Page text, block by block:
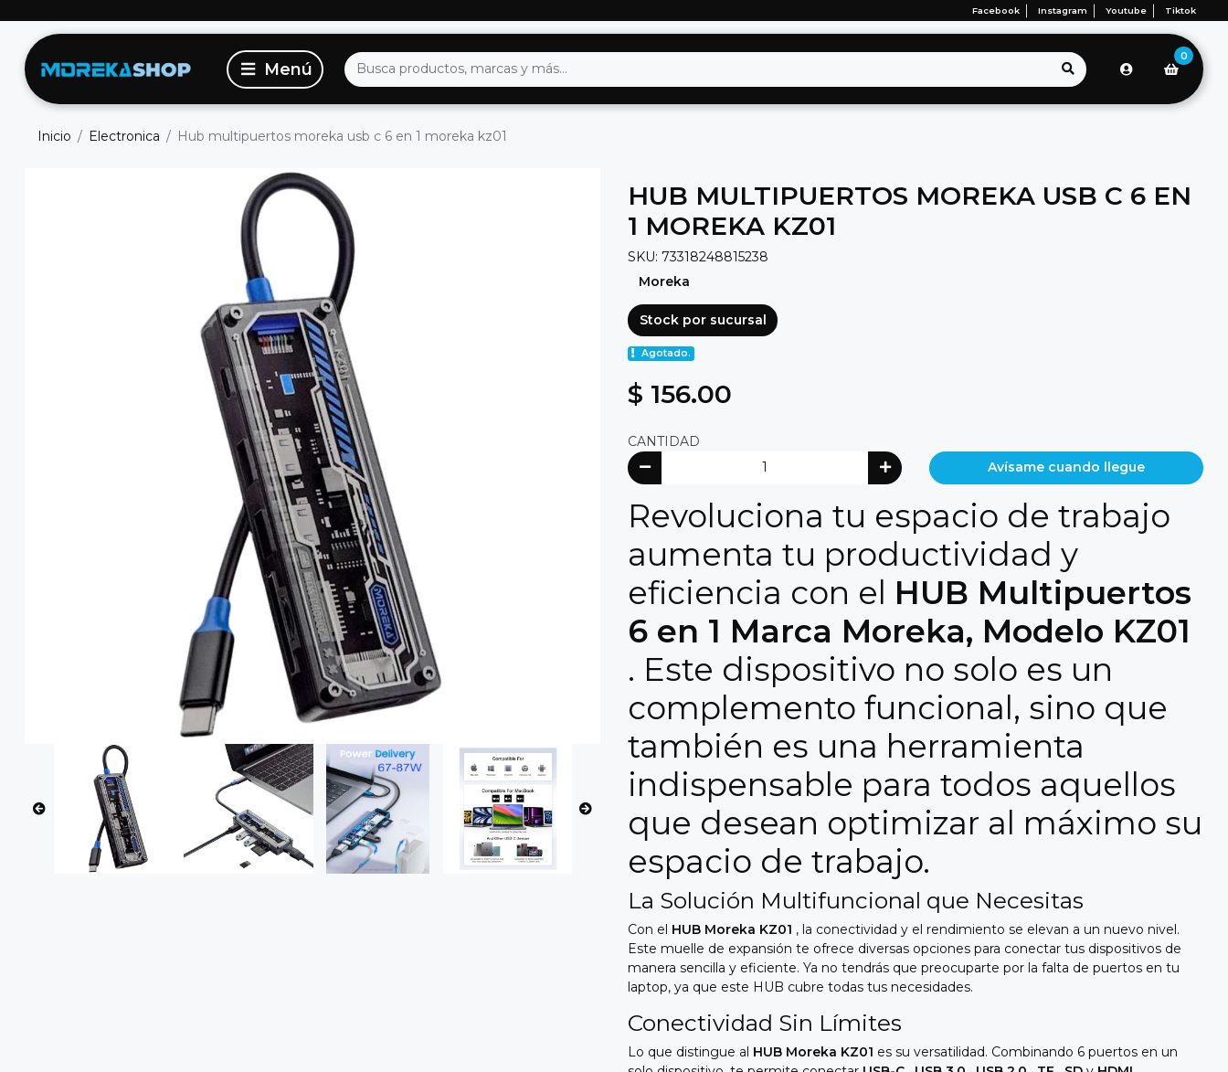
Facebook Instagram Youtube Tiktok
0
Inicio Electronica Hub multipuertos moreka usb c 6 en 1 moreka kz01
HUB MULTIPUERTOS MOREKA USB C 6 EN
1 MOREKA KZ01
SKU: 73318248815238
Moreka
Stock por sucursal
Agotado.
$ 156.00
CANTIDAD
Avísame cuando llegue
Revoluciona tu espacio de trabajo
aumenta tu productividad y
eficiencia con el HUB Multipuertos
6 en 1 Marca Moreka, Modelo KZ01
. Este dispositivo no solo es un
complemento funcional, sino que
también es una herramienta
indispensable para todos aquellos
que desean optimizar al máximo su
espacio de trabajo.
La Solución Multifuncional que Necesitas
Con el HUB Moreka KZ01 , la conectividad y el rendimiento se elevan a un nuevo nivel.
Este muelle de expansión te ofrece diversas opciones para conectar tus dispositivos de
manera sencilla y eficiente. Ya no tendrás que preocuparte por la falta de puertos en tu
laptop, ya que este HUB cubre todas tus necesidades.
Conectividad Sin Límites
Lo que distingue al HUB Moreka KZ01 es su versatilidad. Combinando 6 puertos en un